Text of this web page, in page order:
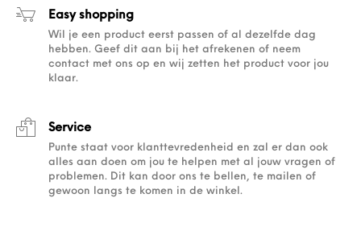
Easy shopping
Wil je een product eerst passen of al dezelfde dag
hebben. Geef dit aan bij het afrekenen of neem
contact met ons op en wij zetten het product voor jou
klaar.
Service
Punte staat voor klanttevredenheid en zal er dan ook
alles aan doen om jou te helpen met al jouw vragen of
problemen. Dit kan door ons te bellen, te mailen of
gewoon langs te komen in de winkel.